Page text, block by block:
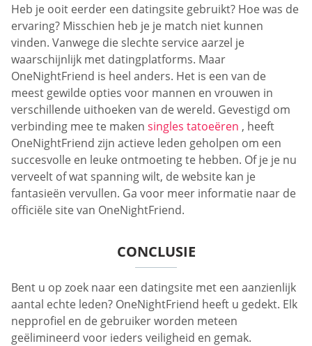
Heb je ooit eerder een datingsite gebruikt? Hoe was de
ervaring? Misschien heb je je match niet kunnen
vinden. Vanwege die slechte service aarzel je
waarschijnlijk met datingplatforms. Maar
OneNightFriend is heel anders. Het is een van de
meest gewilde opties voor mannen en vrouwen in
verschillende uithoeken van de wereld. Gevestigd om
verbinding mee te maken singles tatoeëren , heeft
OneNightFriend zijn actieve leden geholpen om een
succesvolle en leuke ontmoeting te hebben. Of je je nu
verveelt of wat spanning wilt, de website kan je
fantasieën vervullen. Ga voor meer informatie naar de
officiële site van OneNightFriend.
CONCLUSIE
Bent u op zoek naar een datingsite met een aanzienlijk
aantal echte leden? OneNightFriend heeft u gedekt. Elk
nepprofiel en de gebruiker worden meteen
geëlimineerd voor ieders veiligheid en gemak.